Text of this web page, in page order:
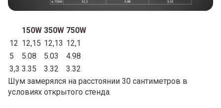
150W 350W 750W
12 12,15 12,13 12,1
5
5.08 5.03
4.98
3,3 3.35 3.32
3.32
Шум замерялся на расстоянии 30 сантиметров в
условиях открытого стенда.